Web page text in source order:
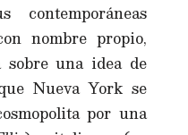
nombre propio,
sobre una idea de
Nueva York se
por una